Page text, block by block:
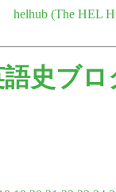
helhub (The HEL
史ブロ